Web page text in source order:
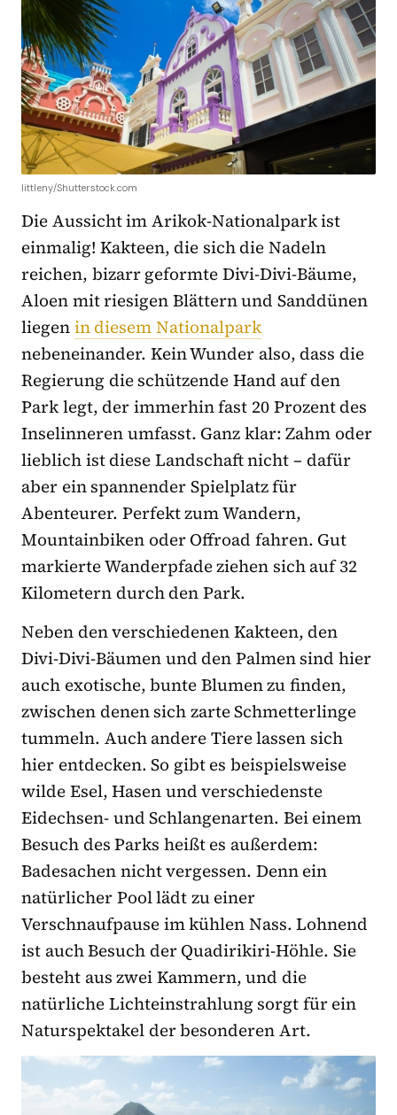
littleny/Shutterstock.com
Die Aussicht im Arikok-Nationalpark ist
einmalig! Kakteen, die sich die Nadeln
reichen, bizarr geformte Divi-Divi-Bäume,
Aloen mit riesigen Blättern und Sanddünen
liegenin diesem Nationalpark
nebeneinander. Kein Wunder also, dass die
Regierung die schützende Hand auf den
Park legt, der immerhin fast 20 Prozent des
Inselinneren umfasst. Ganz klar: Zahm oder
lieblich ist diese Landschaft nicht – dafür
aber ein spannender Spielplatz für
Abenteurer. Perfekt zum Wandern,
Mountainbiken oder Offroad fahren. Gut
markierte Wanderpfade ziehen sich auf 32
Kilometern durch den Park.
Neben den verschiedenen Kakteen, den
Divi-Divi-Bäumen und den Palmen sind hier
auch exotische, bunte Blumen zu finden,
zwischen denen sich zarte Schmetterlinge
tummeln. Auch andere Tiere lassen sich
hier entdecken. So gibt es beispielsweise
wilde Esel, Hasen und verschiedenste
Eidechsen- und Schlangenarten. Bei einem
Besuch des Parks heißt es außerdem:
Badesachen nicht vergessen. Denn ein
natürlicher Pool lädt zu einer
Verschnaufpause im kühlen Nass. Lohnend
ist auch Besuch der Quadirikiri-Höhle. Sie
besteht aus zwei Kammern, und die
natürliche Lichteinstrahlung sorgt für ein
Naturspektakel der besonderen Art.